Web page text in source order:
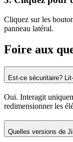
Cliquez sur les
panneau latéral.
Foire aux
Est-ce sécuritaire?
Oui. Interagit
redimensionner les
Quelles versions de